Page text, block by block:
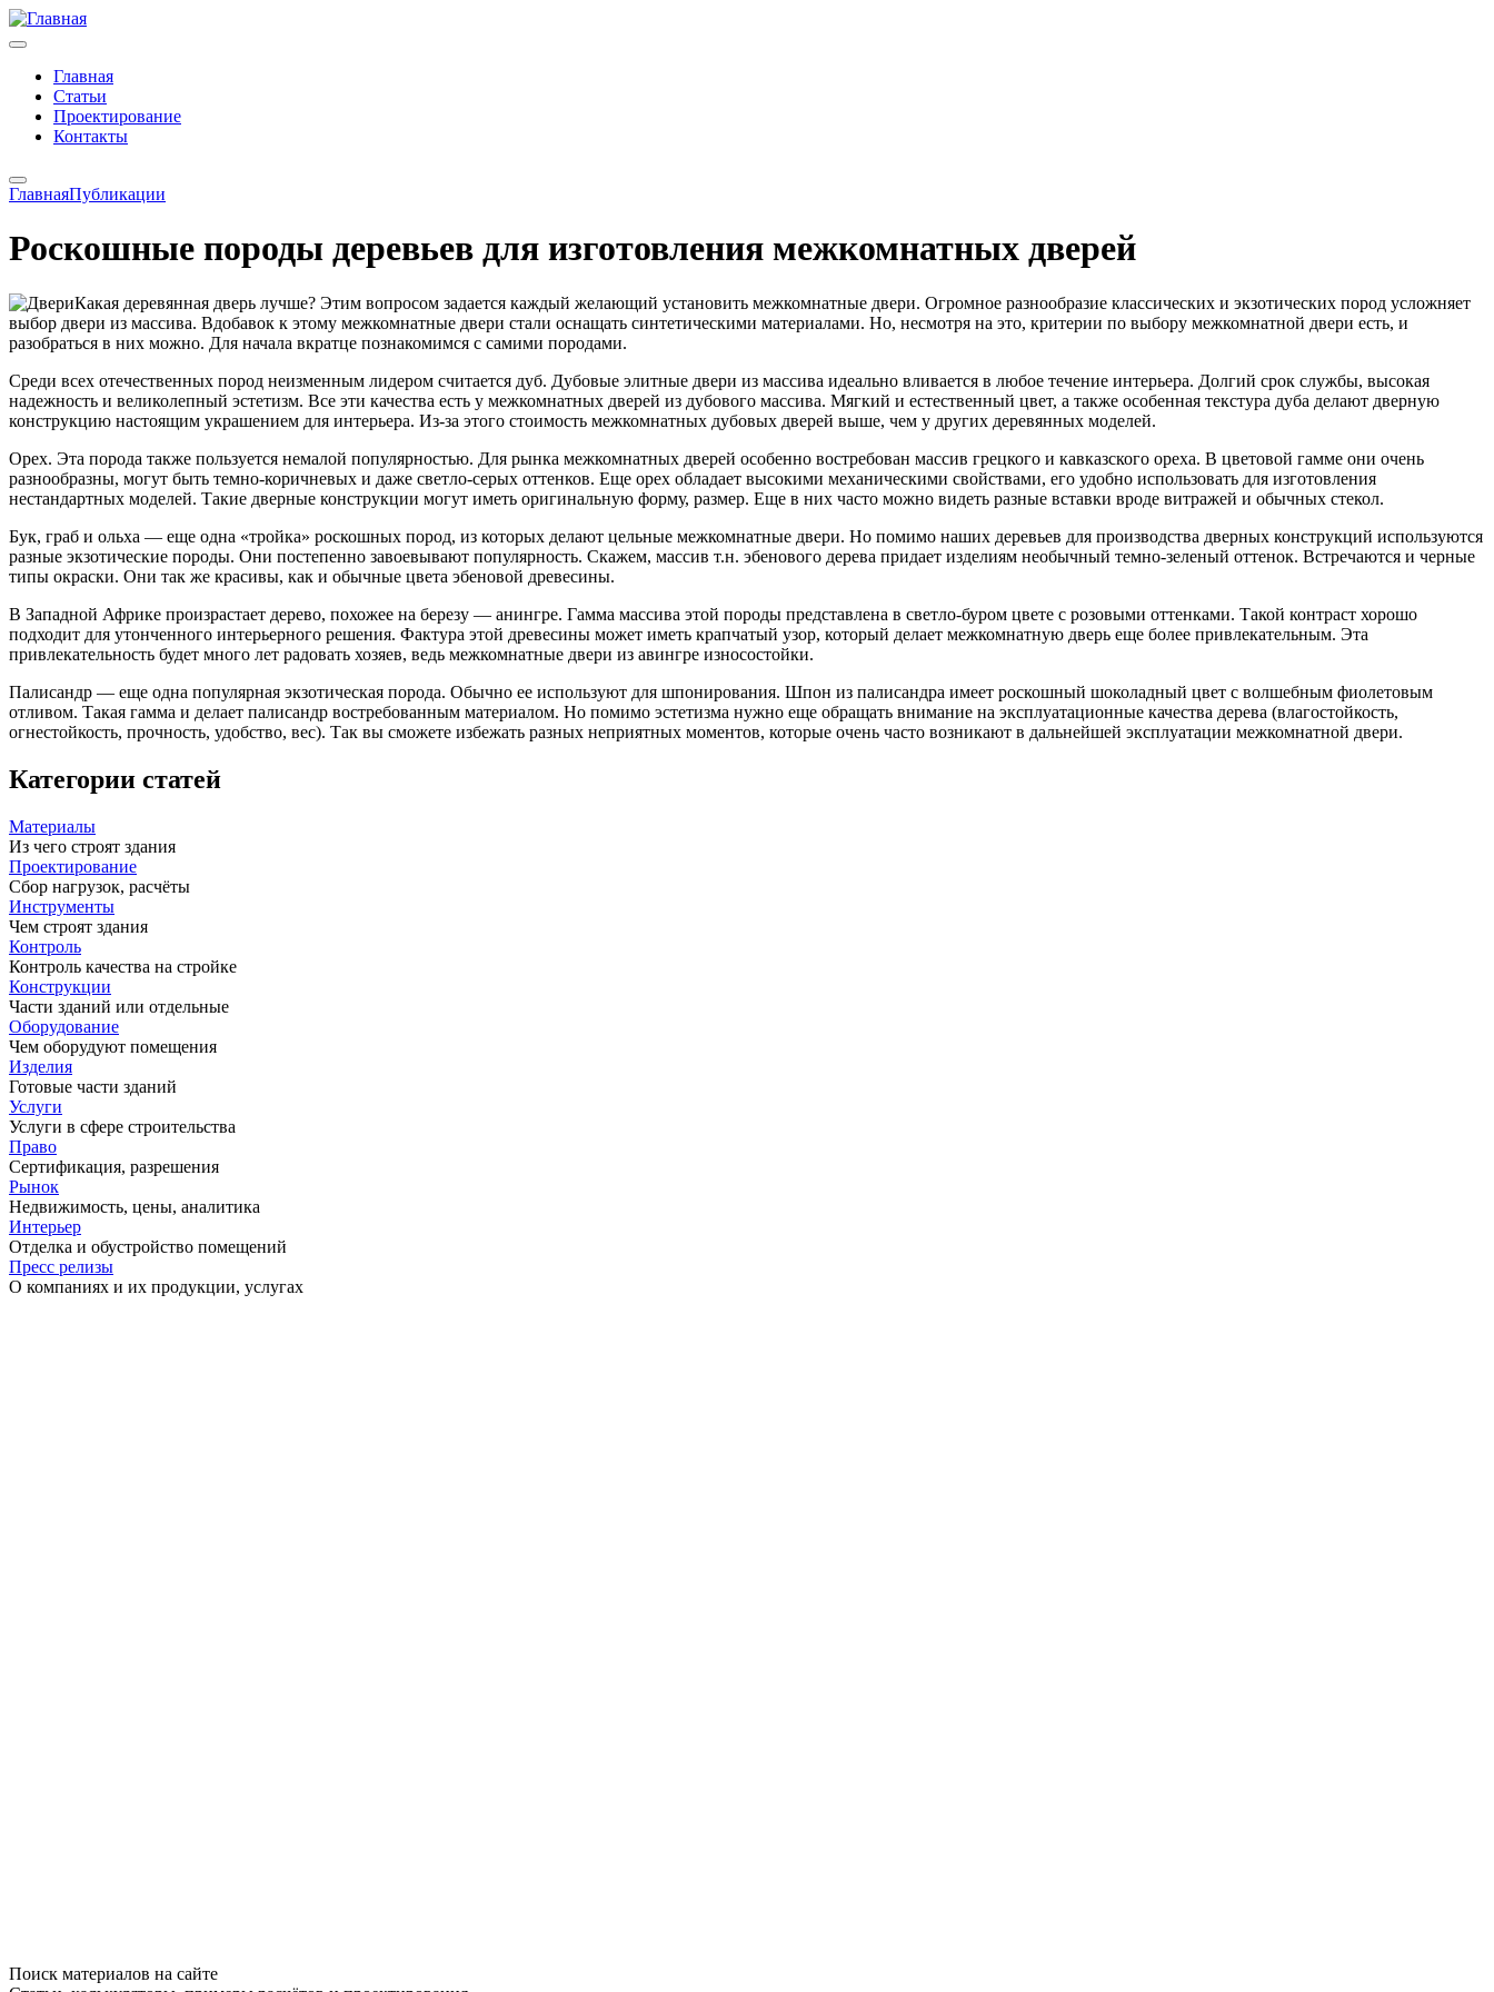
Главная
Статьи
Проектирование
Контакты
ГлавнаяПубликации
Роскошные породы деревьев для изготовления межкомнатных дверей
Какая деревянная дверь лучше? Этим вопросом задается каждый желающий установить межкомнатные двери. Огромное разнообразие классических и экзотических пород усложняет
выбор двери из массива. Вдобавок к этому межкомнатные двери стали оснащать синтетическими материалами. Но, несмотря на это, критерии по выбору межкомнатной двери есть, и
разобраться в них можно. Для начала вкратце познакомимся с самими породами.
Среди всех отечественных пород неизменным лидером считается дуб. Дубовые элитные двери из массива идеально вливается в любое течение интерьера. Долгий срок службы, высокая
надежность и великолепный эстетизм. Все эти качества есть у межкомнатных дверей из дубового массива. Мягкий и естественный цвет, а также особенная текстура дуба делают дверную
конструкцию настоящим украшением для интерьера. Из-за этого стоимость межкомнатных дубовых дверей выше, чем у других деревянных моделей.
Орех. Эта порода также пользуется немалой популярностью. Для рынка межкомнатных дверей особенно востребован массив грецкого и кавказского ореха. В цветовой гамме они очень
разнообразны, могут быть темно-коричневых и даже светло-серых оттенков. Еще орех обладает высокими механическими свойствами, его удобно использовать для изготовления
нестандартных моделей. Такие дверные конструкции могут иметь оригинальную форму, размер. Еще в них часто можно видеть разные вставки вроде витражей и обычных стекол.
Бук, граб и ольха — еще одна «тройка» роскошных пород, из которых делают цельные межкомнатные двери. Но помимо наших деревьев для производства дверных конструкций используются
разные экзотические породы. Они постепенно завоевывают популярность. Скажем, массив т.н. эбенового дерева придает изделиям необычный темно-зеленый оттенок. Встречаются и черные
типы окраски. Они так же красивы, как и обычные цвета эбеновой древесины.
В Западной Африке произрастает дерево, похожее на березу — анингре. Гамма массива этой породы представлена в светло-буром цвете с розовыми оттенками. Такой контраст хорошо
подходит для утонченного интерьерного решения. Фактура этой древесины может иметь крапчатый узор, который делает межкомнатную дверь еще более привлекательным. Эта
привлекательность будет много лет радовать хозяев, ведь межкомнатные двери из авингре износостойки.
Палисандр — еще одна популярная экзотическая порода. Обычно ее используют для шпонирования. Шпон из палисандра имеет роскошный шоколадный цвет с волшебным фиолетовым
отливом. Такая гамма и делает палисандр востребованным материалом. Но помимо эстетизма нужно еще обращать внимание на эксплуатационные качества дерева (влагостойкость,
огнестойкость, прочность, удобство, вес). Так вы сможете избежать разных неприятных моментов, которые очень часто возникают в дальнейшей эксплуатации межкомнатной двери.
Категории статей
Материалы
Из чего строят здания
Проектирование
Сбор нагрузок, расчёты
Инструменты
Чем строят здания
Контроль
Контроль качества на стройке
Конструкции
Части зданий или отдельные
Оборудование
Чем оборудуют помещения
Изделия
Готовые части зданий
Услуги
Услуги в сфере строительства
Право
Сертификация, разрешения
Рынок
Недвижимость, цены, аналитика
Интерьер
Отделка и обустройство помещений
Пресс релизы
О компаниях и их продукции, услугах
Поиск материалов на сайте